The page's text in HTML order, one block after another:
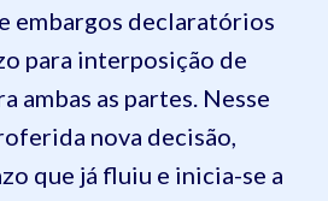
embargos declaratórios
para interposição de
ambas as partes. Nesse
nova decisão,
que já fluiu e inicia-se a